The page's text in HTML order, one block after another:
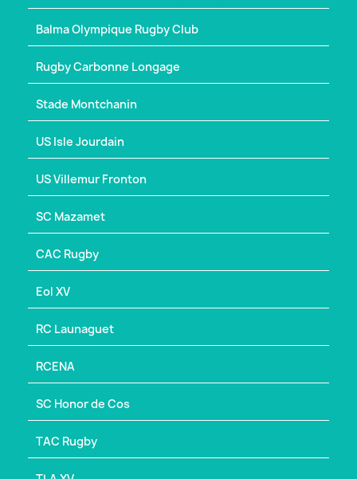
Balma Olympique Rugby Club
Rugby Carbonne Longage
Stade Montchanin
US Isle Jourdain
US Villemur Fronton
SC Mazamet
CAC Rugby
Eol XV
RC Launaguet
RCENA
SC Honor de Cos
TAC Rugby